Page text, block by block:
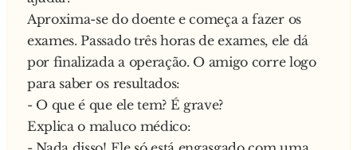
Aproxima-se do doente e começa a fazer os
exames. Passado três horas de exames, ele dá
por finalizada a operação. O amigo corre logo
para saber os resultados:
- O que é que ele tem? É grave?
Explica o maluco médico: